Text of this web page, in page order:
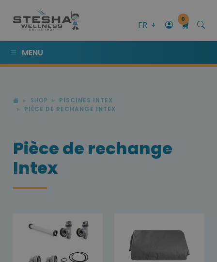
FR
0
MENU
SHOP
PISCINES INTEX
PIÈCE DE RECHANGE INTEX
Pièce de rechange
Intex